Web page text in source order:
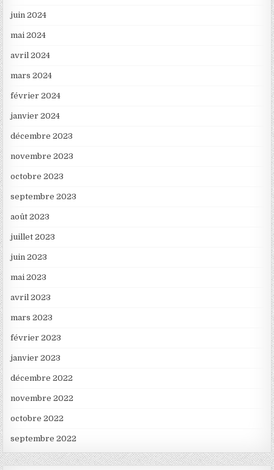
juin 2024
mai 2024
avril 2024
mars 2024
février 2024
janvier 2024
décembre 2023
novembre 2023
octobre 2023
septembre 2023
août 2023
juillet 2023
juin 2023
mai 2023
avril 2023
mars 2023
février 2023
janvier 2023
décembre 2022
novembre 2022
octobre 2022
septembre 2022